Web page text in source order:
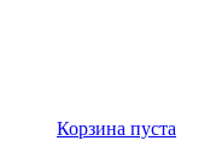
Корзина пуста